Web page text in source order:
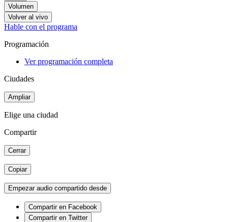
Volumen
Volver al vivo
Hable con el programa
Programación
Ver programación completa
Ciudades
Ampliar
Elige una ciudad
Compartir
Cerrar
Copiar
Empezar audio compartido desde
Compartir en Facebook
Compartir en Twitter